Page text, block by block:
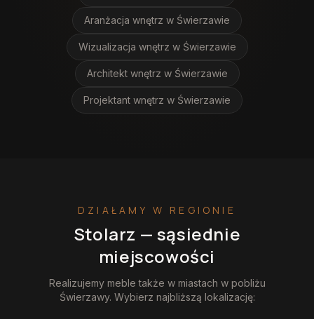
Aranżacja wnętrz w Świerzawie
Wizualizacja wnętrz w Świerzawie
Architekt wnętrz w Świerzawie
Projektant wnętrz w Świerzawie
DZIAŁAMY W REGIONIE
Stolarz — sąsiednie
miejscowości
Realizujemy meble także w miastach w pobliżu
Świerzawy. Wybierz najbliższą lokalizację: